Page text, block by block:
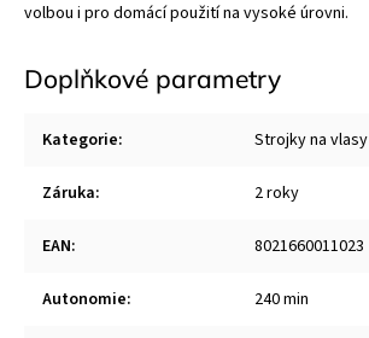
volbou i pro domácí použití na vysoké úrovni.
Doplňkové parametry
Kategorie: Strojky na vlasy
Záruka: 2 roky
EAN: 8021660011023
Autonomie: 240 min